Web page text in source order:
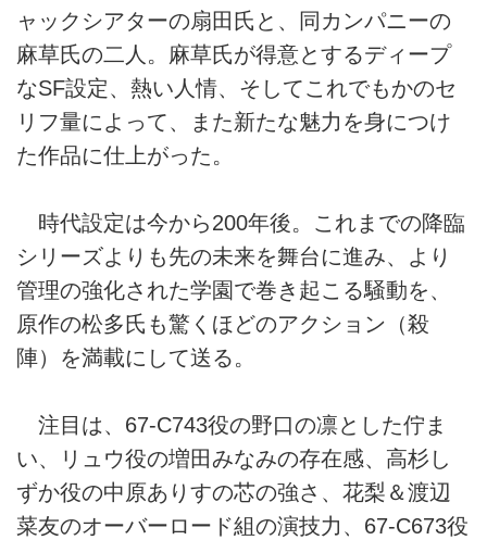
ャックシアターの扇田氏と、同カンパニーの
麻草氏の二人。麻草氏が得意とするディープ
なSF設定、熱い人情、そしてこれでもかのセ
リフ量によって、また新たな魅力を身につけ
た作品に仕上がった。
時代設定は今から200年後。これまでの降臨
シリーズよりも先の未来を舞台に進み、より
管理の強化された学園で巻き起こる騒動を、
原作の松多氏も驚くほどのアクション（殺
陣）を満載にして送る。
注目は、67-C743役の野口の凛とした佇ま
い、リュウ役の増田みなみの存在感、高杉し
ずか役の中原ありすの芯の強さ、花梨＆渡辺
菜友のオーバーロード組の演技力、67-C673役